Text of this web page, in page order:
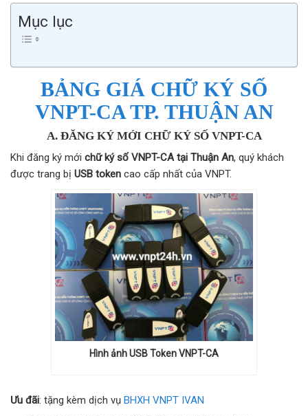
Mục lục
BẢNG GIÁ CHỮ KÝ SỐ
VNPT-CA TP. THUẬN AN
A. ĐĂNG KÝ MỚI CHỮ KÝ SỐ VNPT-CA
Khi đăng ký mới chữ ký số VNPT-CA tại Thuận An, quý khách
được trang bị USB token cao cấp nhất của VNPT.
Hình ảnh USB Token VNPT-CA
Ưu đãi: tặng kèm dịch vụ BHXH VNPT IVAN